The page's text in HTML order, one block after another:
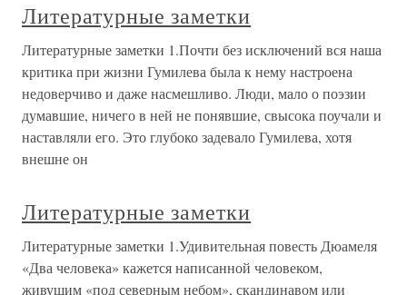
Литературные заметки
Литературные заметки 1.Почти без исключений вся наша
критика при жизни Гумилева была к нему настроена
недоверчиво и даже насмешливо. Люди, мало о поэзии
думавшие, ничего в ней не понявшие, свысока поучали и
наставляли его. Это глубоко задевало Гумилева, хотя
внешне он
Литературные заметки
Литературные заметки 1.Удивительная повесть Дюамеля
«Два человека» кажется написанной человеком,
живущим «под северным небом», скандинавом или